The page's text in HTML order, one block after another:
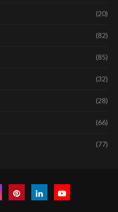
(20)
(82)
(85)
(32)
(28)
(66)
(77)